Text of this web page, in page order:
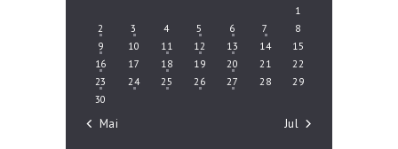
1
2
3 4 5 6 7
8
9
10 11 12 13 14
15
16
17 18 19 20 21
22
23
24 25 26 27 28
29
30
« Mai Jul »